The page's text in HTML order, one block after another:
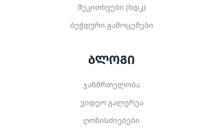
შეკითხვები (ხდკ)
ბეჭდური გამოცემები
ბლოგი
ჯანმრთელობა
ვიდეო გალერეა
ღონისძიებები